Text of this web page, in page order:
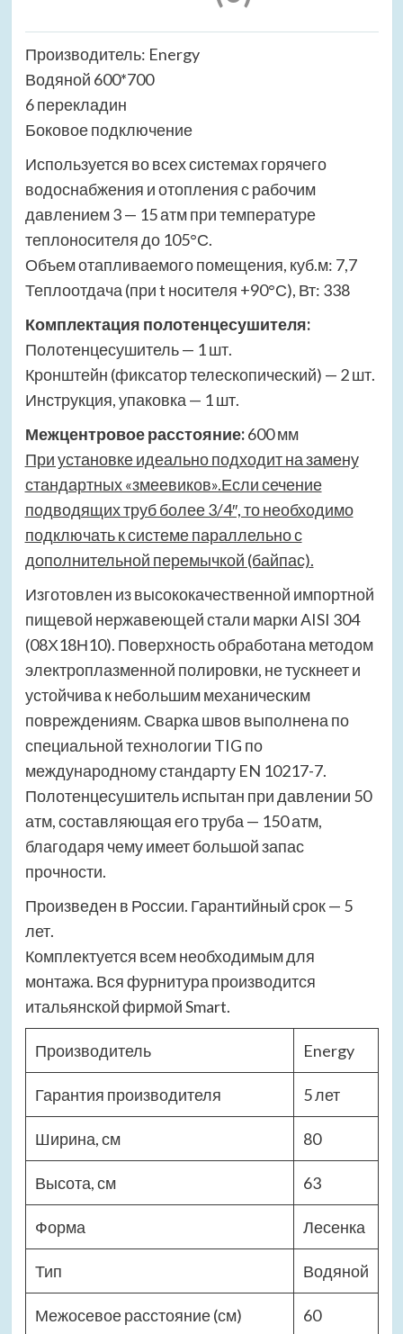
Производитель: Energy
Водяной 600*700
6 перекладин
Боковое подключение
Используется во всех системах горячего
водоснабжения и отопления с рабочим
давлением 3 — 15 атм при температуре
теплоносителя до 105°С.
Объем отапливаемого помещения, куб.м: 7,7
Теплоотдача (при t носителя +90°С), Вт: 338
Комплектация полотенцесушителя:
Полотенцесушитель — 1 шт.
Кронштейн (фиксатор телескопический) — 2 шт.
Инструкция, упаковка — 1 шт.
Межцентровое расстояние:600 мм
При установке идеально подходит на замену
стандартных «змеевиков».Если сечение
подводящих труб более 3/4″, то необходимо
подключать к системе параллельно с
дополнительной перемычкой (байпас).
Изготовлен из высококачественной импортной
пищевой нержавеющей стали марки AISI 304
(08Х18Н10). Поверхность обработана методом
электроплазменной полировки, не тускнеет и
устойчива к небольшим механическим
повреждениям. Сварка швов выполнена по
специальной технологии TIG по
международному стандарту EN 10217-7.
Полотенцесушитель испытан при давлении 50
атм, составляющая его труба — 150 атм,
благодаря чему имеет большой запас
прочности.
Произведен в России. Гарантийный срок — 5
лет.
Комплектуется всем необходимым для
монтажа. Вся фурнитура производится
итальянской фирмой Smart.
Производитель Energy
Гарантия производителя 5 лет
Ширина, см 80
Высота, см 63
Форма Лесенка
Тип Водяной
Межосевое расстояние (см) 60